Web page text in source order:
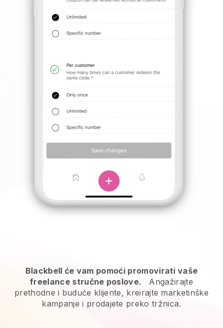
Blackbell će vam pomoći promovirati vaše
freelance stručne poslove.
Angažirajte
prethodne i buduće klijente, kreirajte marketinške
kampanje i prodajete preko tržnica.